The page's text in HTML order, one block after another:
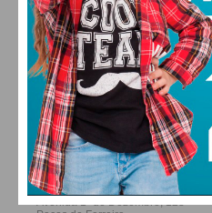
FARMACIAS DE
FERREIRA